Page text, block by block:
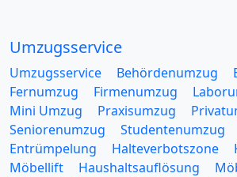
Umzugsservice
Umzugsservice Behördenumzug
Fernumzug
Firmenumzug
Mini Umzug
Praxisumzug
Seniorenumzug
Studentenumzug
Entrümpelung
Halteverbotszone
Möbellift
Haushaltsauflösung